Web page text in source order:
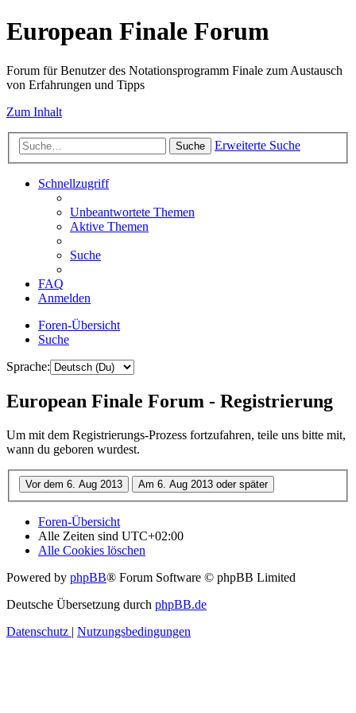
European Finale Forum
Forum für Benutzer des Notationsprogramm Finale zum Austausch
von Erfahrungen und Tipps
Zum Inhalt
Suche Erweiterte Suche
Schnellzugriff
Unbeantwortete Themen
Aktive Themen
Suche
FAQ
Anmelden
Foren-Übersicht
Suche
Sprache:
European Finale Forum - Registrierung
Um mit dem Registrierungs-Prozess fortzufahren, teile uns bitte mit,
wann du geboren wurdest.
Foren-Übersicht
Alle Zeiten sind UTC+02:00
Alle Cookies löschen
Powered by phpBB® Forum Software © phpBB Limited
Deutsche Übersetzung durch phpBB.de
Datenschutz | Nutzungsbedingungen